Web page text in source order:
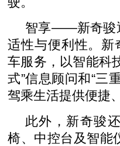
智享――新奇骏
适性与便利性。新
车服务，以智能科
式”信息顾问和“三
驾乘生活提供便捷
此外，新奇骏
椅、中控台及智能